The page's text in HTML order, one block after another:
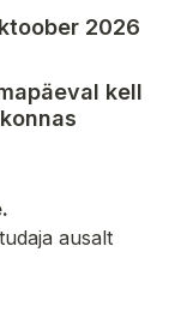
2026
kell
ausalt